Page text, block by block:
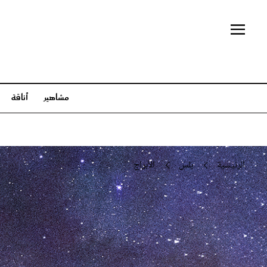
مشاهير أناقة
الرئيسية بلس الأبراج
مشاهير العالم
مشاهير العرب
عائلات ملكية
سينما وتلفزيون
أزياء
عبايات وأزياء محجبات
مجوهرات وساعات
إطلالات المشاهير
عناية
شعر
بلس+
أخبار
الأبراج
تفسير أحلام
ثقافة وفنون